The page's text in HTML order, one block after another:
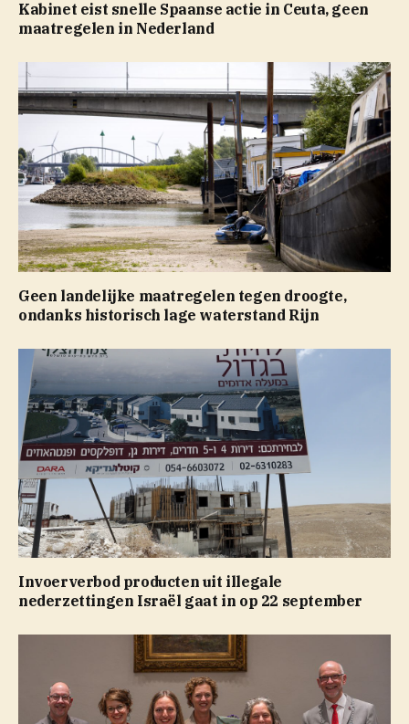
Kabinet eist snelle Spaanse actie in Ceuta, geen
maatregelen in Nederland
Geen landelijke maatregelen tegen droogte,
ondanks historisch lage waterstand Rijn
Invoerverbod producten uit illegale
nederzettingen Israël gaat in op 22 september